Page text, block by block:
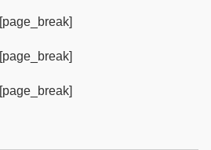
[page_break]
[page_break]
[page_break]